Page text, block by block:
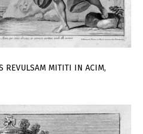
REVULSAM MITITI IN ACIM,